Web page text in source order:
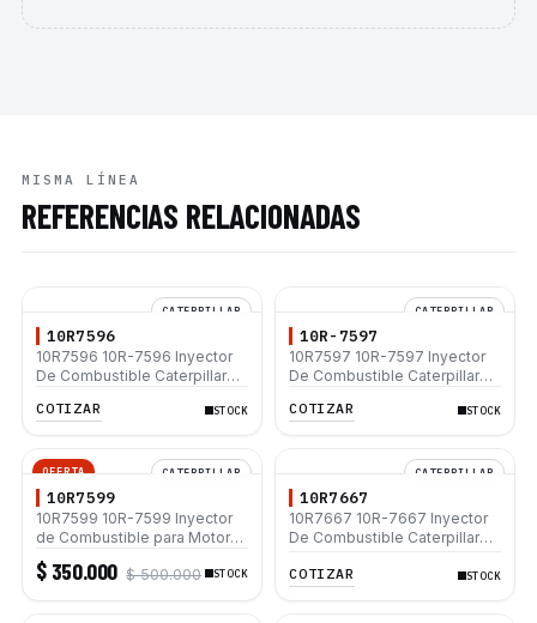
MISMA LÍNEA
REFERENCIAS RELACIONADAS
CATERPILLAR
10R7596
10R7596 10R-7596 Inyector
De Combustible Caterpillar®
COTIZAR STOCK
CATERPILLAR
10R-7597
10R7597 10R-7597 Inyector
De Combustible Caterpillar®
320C 320C L
COTIZAR STOCK
OFERTA CATERPILLAR
10R7599
10R7599 10R-7599 Inyector
de Combustible para Motor
Caterpillar 3066 Excavadoras
312B 320 L 320B 320-A
$ 350.000 $ 500.000 STOCK
CATERPILLAR
10R7667
10R7667 10R-7667 Inyector
De Combustible Caterpillar®
COTIZAR
STOCK